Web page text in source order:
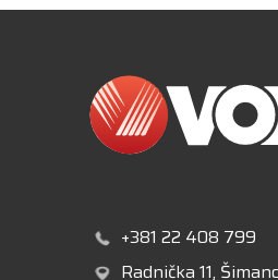
+381 22 408 799
Radnička 11,